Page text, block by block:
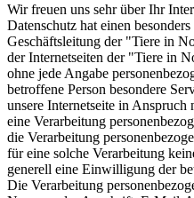
Wir freuen uns sehr über Ihr
Datenschutz hat einen
Geschäftsleitung der "Tiere in
der Internetseiten der "Tiere in
ohne jede Angabe
betroffene Person besondere
unsere Internetseite in Anspruch
eine Verarbeitung
die Verarbeitung
für eine solche Verarbeitung
generell eine Einwilligung der
Die Verarbeitung